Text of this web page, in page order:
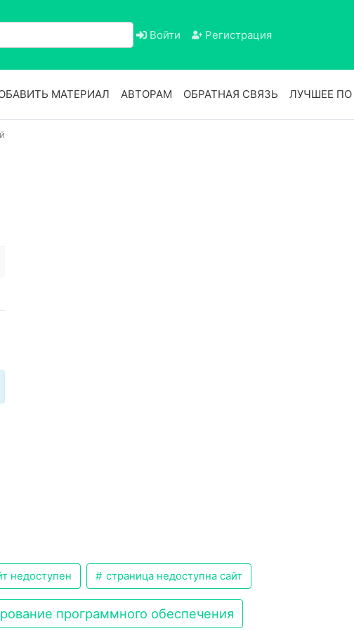
Войти Регистрация
МАТЕРИАЛ АВТОРАМ ОБРАТНАЯ СВЯЗЬ ЛУЧШЕЕ
недоступен страница недоступна сайт
программного обеспечения